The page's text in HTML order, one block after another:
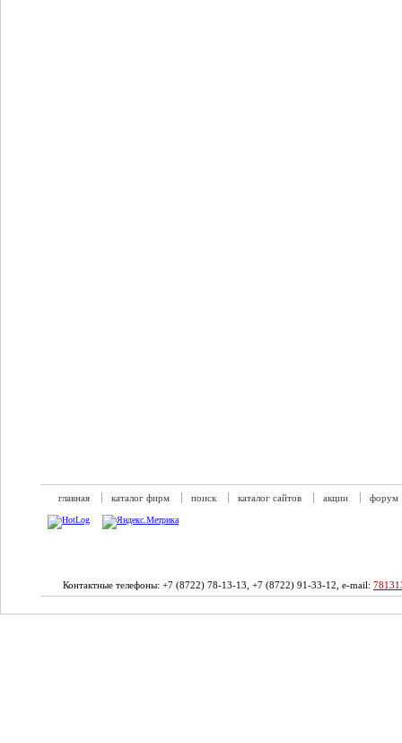
главная каталог фирм поиск каталог сайтов акции форум
Контактные телефоны: +7 (8722) 78-13-13, +7 (8722) 91-33-12, e-mail: